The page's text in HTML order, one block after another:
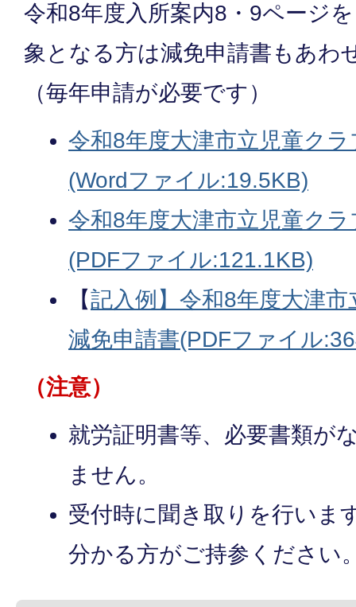
令和8年度入所案内8・9ページ
象となる方は減免申請書もあわ
（毎年申請が必要です）
令和8年度大津市立児童ク
(Wordファイル:19.5KB)
令和8年度大津市立児童ク
(PDFファイル:121.1KB)
【記入例】令和8年度大津
減免申請書(PDFファイル
（注意）
就労証明書等、必要書類が
ません。
受付時に聞き取りを行いま
分かる方がご持参ください